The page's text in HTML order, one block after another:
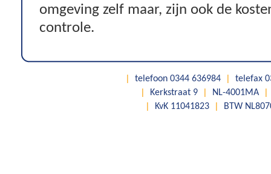
omgeving zelf maar, zijn ook de
controle.
telefoon 0344 636984
telefax
Kerkstraat 9 NL-4001MA
KvK 11041823 BTW